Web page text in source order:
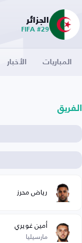
الجزائر
FIFA #29
المباريات الأخبار
الفريق
رياض محرز
أمين غويري
مارسيليا